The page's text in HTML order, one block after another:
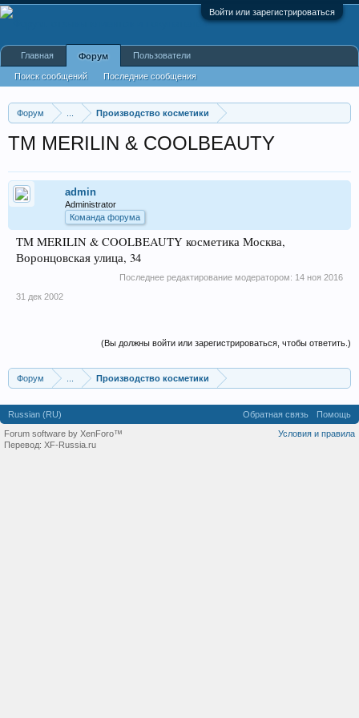
Войти или зарегистрироваться
Форум Производство косметики
TM MERILIN & COOLBEAUTY
admin
Administrator
Команда форума
TM MERILIN & COOLBEAUTY косметика Москва,
Воронцовская улица, 34
Последнее редактирование модератором: 14 ноя 2016
31 дек 2002
(Вы должны войти или зарегистрироваться, чтобы ответить.)
Форум Производство косметики
Главная Форум
Поиск сообщений Последние сообщения
Пользователи
Russian (RU) Обратная связь
Помощь
Условия и правила
Forum software by XenForo™
Перевод: XF-Russia.ru